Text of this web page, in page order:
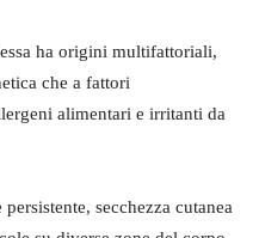
ha origini multifattoriali,
che a fattori
alimentari e irritanti da
secchezza cutanea